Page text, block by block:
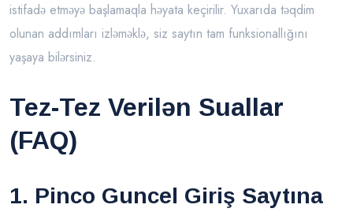
istifadə etməyə başlamaqla həyata keçirilir. Yuxarıda təqdim
olunan addımları izləməklə, siz saytın tam funksionallığını
yaşaya bilərsiniz.
Tez-Tez Verilən Suallar
(FAQ)
1. Pinco Guncel Giriş Saytına